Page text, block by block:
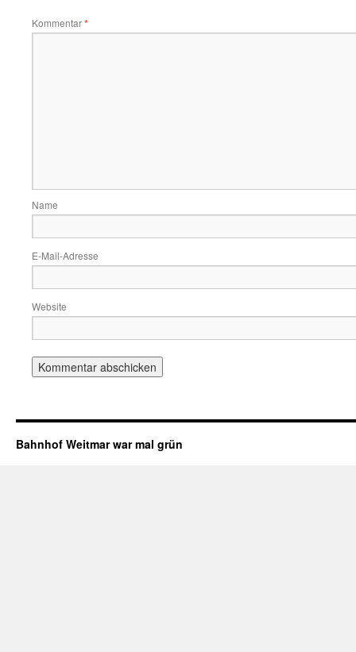
Kommentar*
Name
E-Mail-Adresse
Website
Bahnhof Weitmar war mal grün